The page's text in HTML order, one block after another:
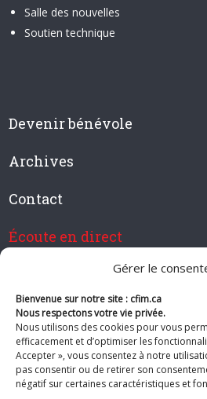
Gérer le
Bienvenue sur notre site : cfim.ca
Nous respectons votre vie privée.
Nous utilisons des cookies pour vous
efficacement et d’optimiser les
Accepter », vous consentez à notre
pas consentir ou de retirer son
négatif sur certaines caractéristiques et
Salle des nouvelles
Soutien technique
Devenir bénévole
Archives
Contact
Écoute en direct
Devenir membre de CFIM
Suivez-